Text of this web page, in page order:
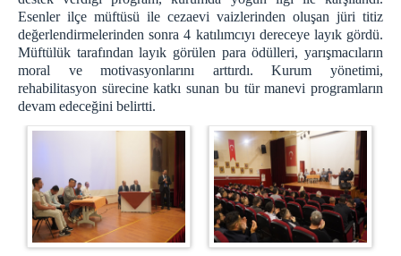
KURUM MİSYONUMUZ
BİRİMLER
EMANET PARA BİRİMİ
EĞİTİM BİRİMİ
PSİKOSOSYAL SERVİS
METRİS R TİPİ
R Tipi Emanet Para Birimi
Sağlık Birimi
Esenler ilçe müftüsü ile cezaevi vaizlerinden oluşan jüri titiz
değerlendirmelerinden sonra 4 katılımcıyı dereceye layık gördü.
Müftülük tarafından layık görülen para ödülleri, yarışmacıların
moral ve motivasyonlarını arttırdı. Kurum yönetimi,
rehabilitasyon sürecine katkı sunan bu tür manevi programların
devam edeceğini belirtti.